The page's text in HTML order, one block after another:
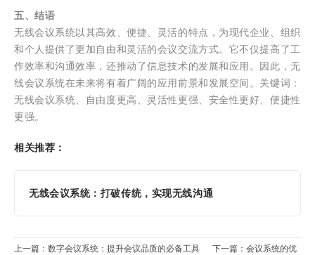
五、结语
无线会议系统以其高效、便捷、灵活的特点，为现代企业、组织
和个人提供了更加自由和灵活的会议交流方式。它不仅提高了工
作效率和沟通效率，还推动了信息技术的发展和应用。因此，无
线会议系统在未来将有着广阔的应用前景和发展空间。关键词：
无线会议系统、自由度更高、灵活性更强、安全性更好、便捷性
更强。
相关推荐：
无线会议系统：打破传统，实现无线沟通
上一篇：数字会议系统：提升会议品质的必备工具 下一篇：会议系统的优